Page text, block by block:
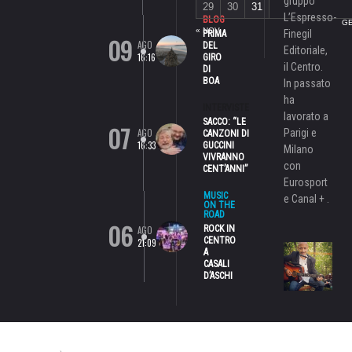
09 AGO
16:16
BLOG
PRIMA
DEL
GIRO
DI
BOA
07
AGO
16:33
SACCO: “LE
CANZONI DI
GUCCINI
VIVRANNO
CENT’ANNI”
06 AGO
21:09
MUSIC
ON THE
ROAD
ROCK IN
CENTRO
A
CASALI
D’ASCHI
« NOV
29
30 31
L’Espresso-
Finegil
Editoriale,
il Centro.
In passato
ha
lavorato a
Parigi e
Milano
con
Eurosport
e Canal + .